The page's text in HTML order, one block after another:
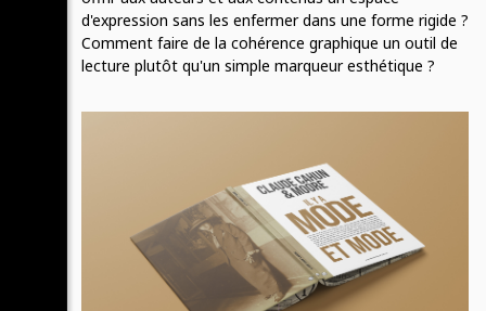
d'expression sans les enfermer dans une forme rigide ?
Comment faire de la cohérence graphique un outil de
lecture plutôt qu'un simple marqueur esthétique ?